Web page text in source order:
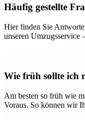
Häufig gestellte
Hier finden Sie
unseren Umzugsservice
Wie früh sollte ich
Am besten so früh wie
Voraus. So können wir